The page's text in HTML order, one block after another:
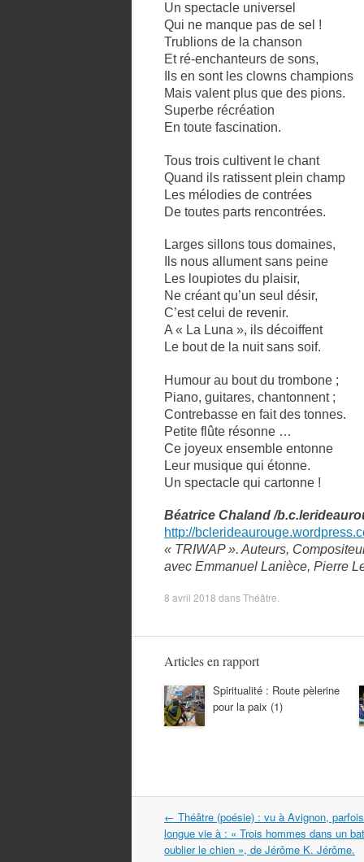
Un spectacle universel
Qui ne manque pas de sel !
Trublions de la chanson
Et ré-enchanteurs de sons,
Ils en sont les clowns champions
Mais valent plus que des pions.
Superbe récréation
En toute fascination.
Tous trois cultivent le chant
Quand ils ratissent plein champ
Les mélodies de contrées
De toutes parts rencontrées.
Larges sillons tous domaines,
Ils nous allument sans peine
Les loupiotes du plaisir,
Ne créant qu’un seul désir,
C’est celui de revenir.
A « La Luna », ils décoiffent
Le bout de la nuit sans soif.
Humour au bout du trombone ;
Piano, guitares, chantonnent ;
Contrebasse en fait des tonnes.
Petite flûte résonne …
Ce joyeux ensemble entonne
Leur musique qui étonne.
Un spectacle qui cartonne !
Béatrice Chaland /
http://
« TRIWAP ». Auteurs,
avec Emmanuel Lanièce, Pierre
8 avril 2018 dansThéâtre
Articles en rapport
Spiritualité : Route pèlerine
pour la paix (1)
Navigation
dans
les
← Théâtre (poésie) : vu à Avignon,
longue vie à : « Trois hommes dans un
oublier le chien », de Jérôme K. Jérôme.